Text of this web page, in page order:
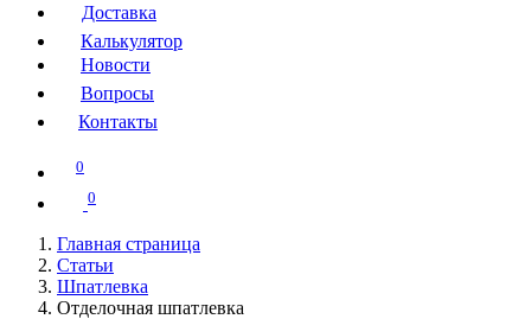
Доставка
Калькулятор
Новости
Вопросы
Контакты
0
0
Главная страница
Статьи
Шпатлевка
Отделочная шпатлевка